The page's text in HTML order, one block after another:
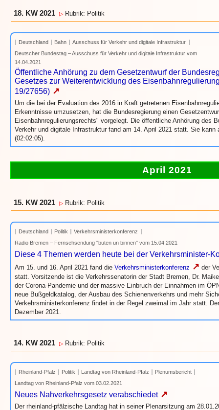
18. KW 2021 ▷ Rubrik: Politik
Deutschland Bahn
Ausschuss für Verkehr und digitale Infrastruktur
Deutscher Bundestag – Ausschuss für Verkehr und digitale Infrastruktur vom
14.04.2021
Öffentliche Anhörung zu dem Gesetzentwurf der
Gesetzes zur Weiterentwicklung des
19/27656) ↗
Um die bei der Evaluation des 2016 in Kraft getretenen
Erkenntnisse umzusetzen, hat die Bundesregierung einen
Eisenbahnregulierungsrechts" vorgelegt. Die öffentliche Anhörung des
Verkehr und digitale Infrastruktur fand am 14. April 2021 statt. Sie kann
(02:02:05).
April 2021
15. KW 2021 ▷ Rubrik: Politik
Deutschland Politik
Verkehrsministerkonferenz
Radio Bremen – Fernsehsendung "buten un binnen" vom 15.04.2021
Diese 4 Themen werden heute bei der Verkehrsminister-
Am 15. und 16. April 2021 fand die Verkehrsministerkonferenz ↗ der
statt. Vorsitzende ist die Verkehrssenatorin der Stadt Bremen, Dr.
der Corona-Pandemie und der massive Einbruch der Einnahmen im
neue Bußgeldkatalog, der Ausbau des Schienenverkehrs und mehr
Verkehrsministerkonferenz findet in der Regel zweimal im Jahr statt.
Dezember 2021.
14. KW 2021 ▷ Rubrik: Politik
Rheinland-Pfalz Politik Landtag von Rheinland-Pfalz
Plenumsbericht
Landtag von Rheinland-Pfalz vom 03.02.2021
Neues Nahverkehrsgesetz verabschiedet↗
Der rheinland-pfälzische Landtag hat in seiner Plenarsitzung am